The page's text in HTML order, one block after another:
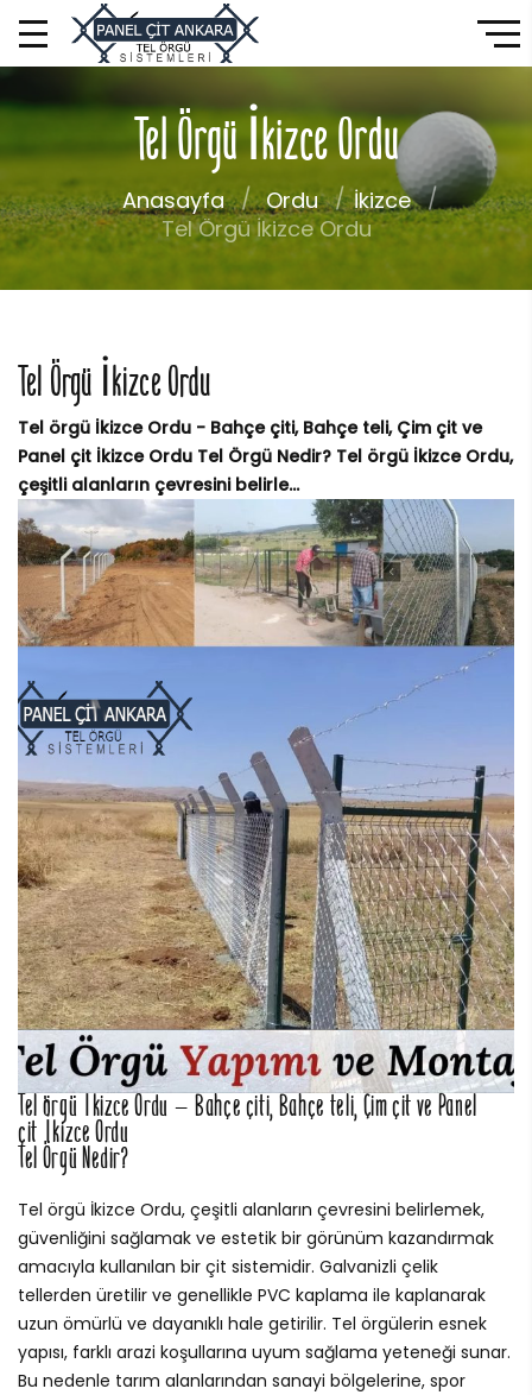
Tel Örgü İkizce Ordu
Anasayfa Ordu
İkizce
Tel Örgü İkizce Ordu
Tel Örgü İkizce Ordu
Tel örgü İkizce Ordu - Bahçe çiti, Bahçe teli, Çim çit ve
Panel çit İkizce Ordu Tel Örgü Nedir? Tel örgü İkizce Ordu,
çeşitli alanların çevresini belirle...
Tel örgü İkizce Ordu – Bahçe çiti, Bahçe teli, Çim çit ve Panel
çit İkizce Ordu
Tel Örgü Nedir?
Tel örgü İkizce Ordu, çeşitli alanların çevresini belirlemek,
güvenliğini sağlamak ve estetik bir görünüm kazandırmak
amacıyla kullanılan bir çit sistemidir. Galvanizli çelik
tellerden üretilir ve genellikle PVC kaplama ile kaplanarak
uzun ömürlü ve dayanıklı hale getirilir. Tel örgülerin esnek
yapısı, farklı arazi koşullarına uyum sağlama yeteneği sunar.
Bu nedenle tarım alanlarından sanayi bölgelerine, spor